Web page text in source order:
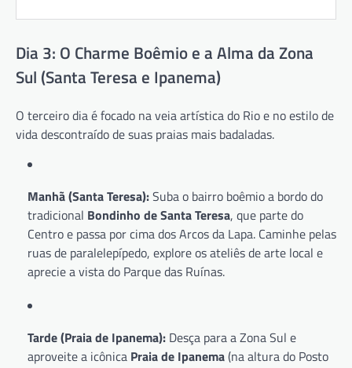
Dia 3: O Charme Boêmio e a Alma da Zona
Sul (Santa Teresa e Ipanema)
O terceiro dia é focado na veia artística do Rio e no estilo de
vida descontraído de suas praias mais badaladas.
Manhã (Santa Teresa):Suba o bairro boêmio a bordo do
tradicional Bondinho de Santa Teresa, que parte do
Centro e passa por cima dos Arcos da Lapa. Caminhe pelas
ruas de paralelepípedo, explore os ateliês de arte local e
aprecie a vista do Parque das Ruínas.
Tarde (Praia de Ipanema): Desça para a Zona Sul e
aproveite a icônica Praia de Ipanema(na altura do Posto